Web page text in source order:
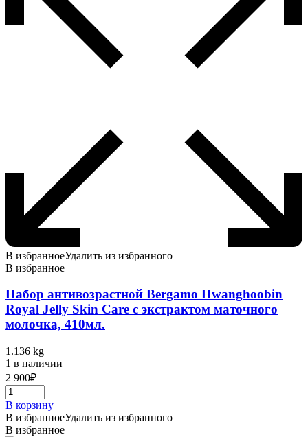
В избранноеУдалить из избранного
В избранное
Набор антивозрастной Bergamo Hwanghoobin
Royal Jelly Skin Care с экстрактом маточного
молочка, 410мл.
1.136 kg
1 в наличии
2 900₽
В корзину
В избранноеУдалить из избранного
В избранное